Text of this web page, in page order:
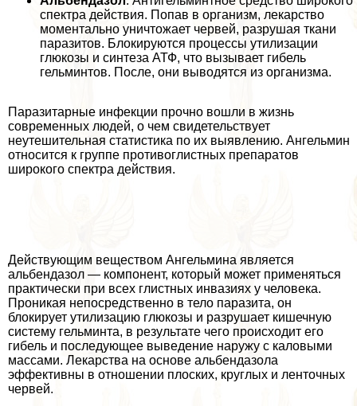
спектра действия. Попав в организм, лекарство
моментально уничтожает червей, разрушая ткани
паразитов. Блокируются процессы утилизации
глюкозы и синтеза АТФ, что вызывает гибель
гельминтов. После, они выводятся из организма.
Паразитарные инфекции прочно вошли в жизнь
современных людей, о чем свидетельствует
неутешительная статистика по их выявлению. Ангельмин
относится к группе противоглистных препаратов
широкого спектра действия.
Действующим веществом Ангельмина является
альбендазол — компонент, который может применяться
пpaктически при всех глистных инвазиях у человека.
Проникая непосредственно в тело паразита, он
блокирует утилизацию глюкозы и разрушает кишечную
систему гельминта, в результате чего происходит его
гибель и последующее выведение наружу с каловыми
массами. Лекарства на основе альбендазола
эффективны в отношении плоских, круглых и ленточных
червей.